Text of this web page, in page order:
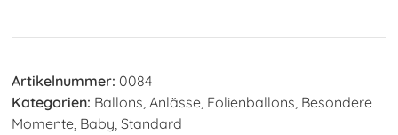
Artikelnummer: 0084
Kategorien: Ballons, Anlässe, Folienballons, Besondere
Momente, Baby, Standard